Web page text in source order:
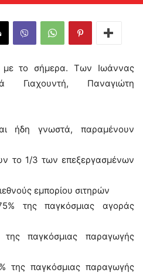
με το σήμερα. Των Ιωάννας
Γιαχουντή, Παναγιώτη
ήδη γνωστά, παραμένουν
το 1/3 των επεξεργασμένων
εμπορίου σιτηρών
της παγκόσμιας αγοράς
παγκόσμιας παραγωγής
της παγκόσμιας παραγωγής